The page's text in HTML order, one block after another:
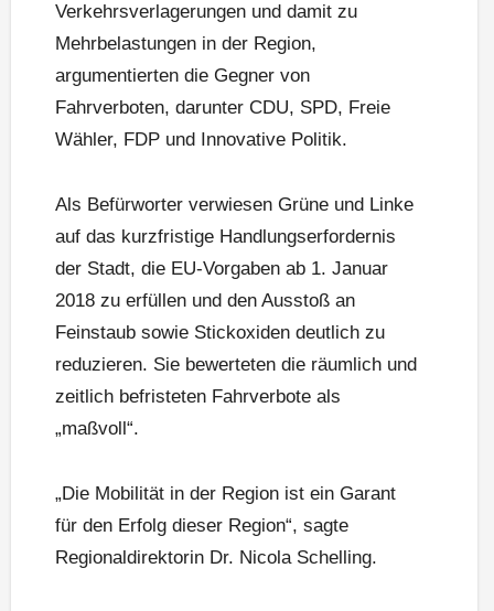
Verkehrsverlagerungen und damit zu
Mehrbelastungen in der Region,
argumentierten die Gegner von
Fahrverboten, darunter CDU, SPD, Freie
Wähler, FDP und Innovative Politik.
Als Befürworter verwiesen Grüne und Linke
auf das kurzfristige Handlungserfordernis
der Stadt, die EU-Vorgaben ab 1. Januar
2018 zu erfüllen und den Ausstoß an
Feinstaub sowie Stickoxiden deutlich zu
reduzieren. Sie bewerteten die räumlich und
zeitlich befristeten Fahrverbote als
„maßvoll“.
„Die Mobilität in der Region ist ein Garant
für den Erfolg dieser Region“, sagte
Regionaldirektorin Dr. Nicola Schelling.